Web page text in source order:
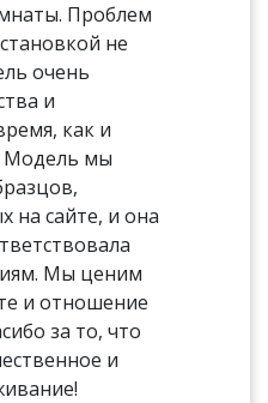
Проблем
не
очень
и
как и
Модель мы
на сайте, и она
Мы ценим
и отношение
за то, что
и